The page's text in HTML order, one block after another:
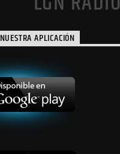
APLICACIÓN